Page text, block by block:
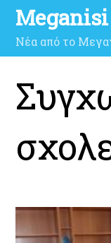
Νέα από το